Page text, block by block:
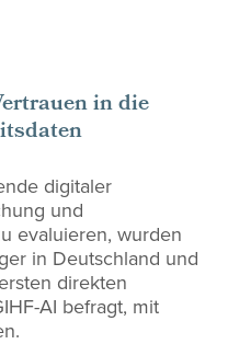
in die
digitaler
und
evaluieren, wurden
in Deutschland und
direkten
AI befragt, mit